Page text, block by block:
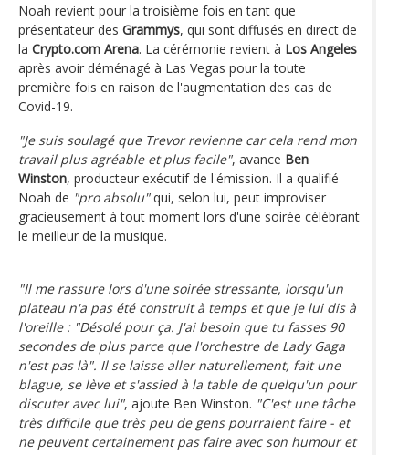
Noah revient pour la troisième fois en tant que
présentateur des Grammys, qui sont diffusés en direct de
la Crypto.com Arena. La cérémonie revient à Los Angeles
après avoir déménagé à Las Vegas pour la toute
première fois en raison de l'augmentation des cas de
Covid-19.
"Je suis soulagé que Trevor revienne car cela rend mon
travail plus agréable et plus facile", avance Ben
Winston, producteur exécutif de l'émission. Il a qualifié
Noah de "pro absolu"qui, selon lui, peut improviser
gracieusement à tout moment lors d'une soirée célébrant
le meilleur de la musique.
"Il me rassure lors d'une soirée stressante, lorsqu'un
plateau n'a pas été construit à temps et que je lui dis à
l'oreille : "Désolé pour ça. J'ai besoin que tu fasses 90
secondes de plus parce que l'orchestre de Lady Gaga
n'est pas là". Il se laisse aller naturellement, fait une
blague, se lève et s'assied à la table de quelqu'un pour
discuter avec lui", ajoute Ben Winston. "C'est une tâche
très difficile que très peu de gens pourraient faire - et
ne peuvent certainement pas faire avec son humour et